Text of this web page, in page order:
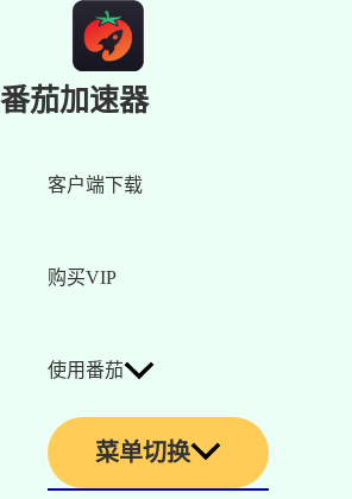
番茄加速器
客户端下载
购买VIP
使用番茄
菜单切换